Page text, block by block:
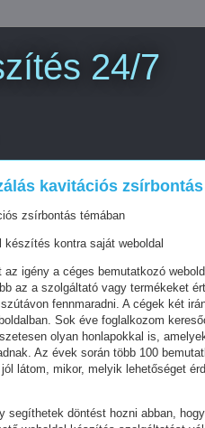
24/7
kavitációs
zsírbontás témában
készítés kontra saját weboldal
igény a céges bemutatkozó
az a szolgáltató vagy termékeket
fennmaradni. A cégek két
Sok éve foglalkozom
olyan honlapokkal is,
Az évek során több 100
látom, mikor, melyik lehetőséget
segíthetek döntést hozni abban,